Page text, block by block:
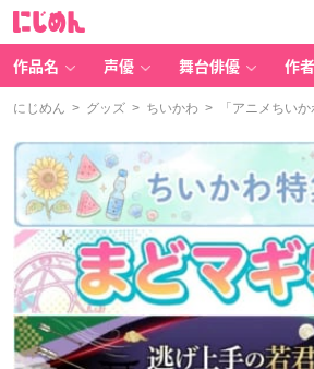
作品名 声優 舞台俳優 作
にじめん > グッズ > ちいかわ > 「アニメちいか